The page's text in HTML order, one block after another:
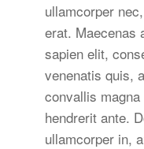
ullamcorper
erat. Maecenas
sapien elit,
venenatis quis,
convallis
hendrerit ante.
ullamcorper in,